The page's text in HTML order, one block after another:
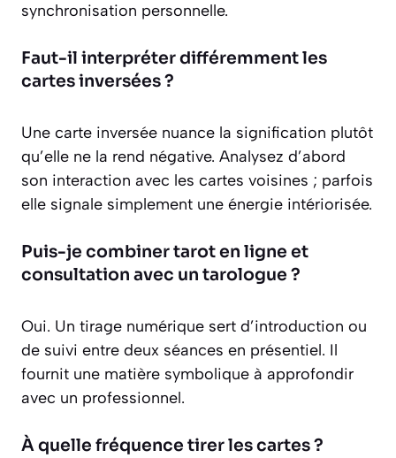
synchronisation personnelle.
Faut-il interpréter différemment les
cartes inversées ?
Une carte inversée nuance la signification plutôt
qu’elle ne la rend négative. Analysez d’abord
son interaction avec les cartes voisines ; parfois
elle signale simplement une énergie intériorisée.
Puis-je combiner tarot en ligne et
consultation avec un tarologue ?
Oui. Un tirage numérique sert d’introduction ou
de suivi entre deux séances en présentiel. Il
fournit une matière symbolique à approfondir
avec un professionnel.
À quelle fréquence tirer les cartes ?